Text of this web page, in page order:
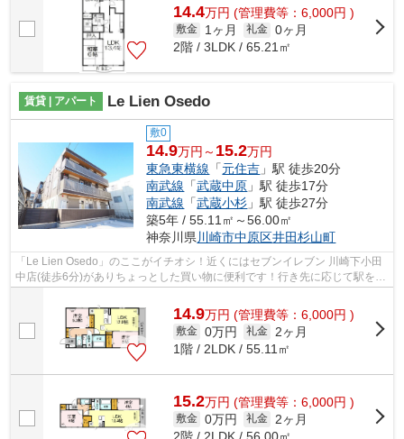
14.4万円 (管理費等：6,000円 )
敷金 1ヶ月 礼金 0ヶ月
2階 / 3LDK / 65.21㎡
賃貸 | アパート Le Lien Osedo
敷0
14.9万円～ 15.2万円
東急東横線 「元住吉 」駅 徒歩20分
南武線 「武蔵中原 」駅 徒歩17分
南武線 「武蔵小杉 」駅 徒歩27分
築5年 / 55.11㎡～56.00㎡
神奈川県 川崎市中原区井田杉山町
「Le Lien Osedo」のここがイチオシ！近くにはセブンイレブン 川崎下小田
中店(徒歩6分)がありちょっとした買い物に便利です！行き先に応じて駅を選
14.9万円 (管理費等：6,000円 )
敷金 0万円 礼金
2ヶ月
1階 / 2LDK / 55.11㎡
15.2万円 (管理費等：6,000円 )
敷金 0万円 礼金
2ヶ月
2階 / 2LDK / 56.00㎡